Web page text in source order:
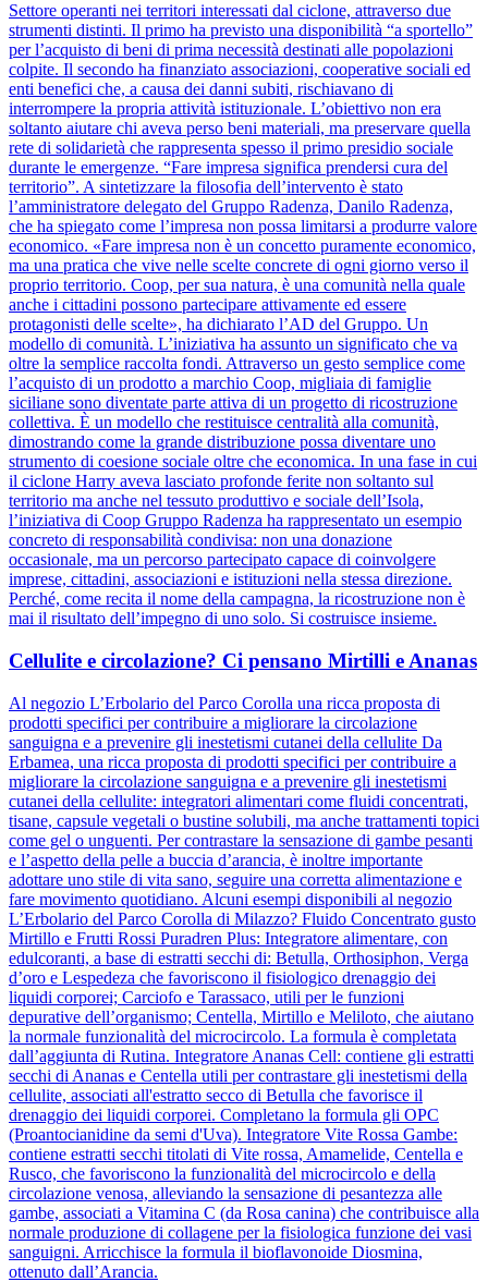
Settore operanti nei territori interessati dal ciclone, attraverso due
strumenti distinti. Il primo ha previsto una disponibilità “a sportello”
per l’acquisto di beni di prima necessità destinati alle popolazioni
colpite. Il secondo ha finanziato associazioni, cooperative sociali ed
enti benefici che, a causa dei danni subiti, rischiavano di
interrompere la propria attività istituzionale. L’obiettivo non era
soltanto aiutare chi aveva perso beni materiali, ma preservare quella
rete di solidarietà che rappresenta spesso il primo presidio sociale
durante le emergenze. “Fare impresa significa prendersi cura del
territorio”. A sintetizzare la filosofia dell’intervento è stato
l’amministratore delegato del Gruppo Radenza, Danilo Radenza,
che ha spiegato come l’impresa non possa limitarsi a produrre valore
economico. «Fare impresa non è un concetto puramente economico,
ma una pratica che vive nelle scelte concrete di ogni giorno verso il
proprio territorio. Coop, per sua natura, è una comunità nella quale
anche i cittadini possono partecipare attivamente ed essere
protagonisti delle scelte», ha dichiarato l’AD del Gruppo. Un
modello di comunità. L’iniziativa ha assunto un significato che va
oltre la semplice raccolta fondi. Attraverso un gesto semplice come
l’acquisto di un prodotto a marchio Coop, migliaia di famiglie
siciliane sono diventate parte attiva di un progetto di ricostruzione
collettiva. È un modello che restituisce centralità alla comunità,
dimostrando come la grande distribuzione possa diventare uno
strumento di coesione sociale oltre che economica. In una fase in cui
il ciclone Harry aveva lasciato profonde ferite non soltanto sul
territorio ma anche nel tessuto produttivo e sociale dell’Isola,
l’iniziativa di Coop Gruppo Radenza ha rappresentato un esempio
concreto di responsabilità condivisa: non una donazione
occasionale, ma un percorso partecipato capace di coinvolgere
imprese, cittadini, associazioni e istituzioni nella stessa direzione.
Perché, come recita il nome della campagna, la ricostruzione non è
mai il risultato dell’impegno di uno solo. Si costruisce insieme.
Cellulite e circolazione? Ci pensano Mirtilli e Ananas
Al negozio L’Erbolario del Parco Corolla una ricca proposta di
prodotti specifici per contribuire a migliorare la circolazione
sanguigna e a prevenire gli inestetismi cutanei della cellulite Da
Erbamea, una ricca proposta di prodotti specifici per contribuire a
migliorare la circolazione sanguigna e a prevenire gli inestetismi
cutanei della cellulite: integratori alimentari come fluidi concentrati,
tisane, capsule vegetali o bustine solubili, ma anche trattamenti topici
come gel o unguenti. Per contrastare la sensazione di gambe pesanti
e l’aspetto della pelle a buccia d’arancia, è inoltre importante
adottare uno stile di vita sano, seguire una corretta alimentazione e
fare movimento quotidiano. Alcuni esempi disponibili al negozio
L’Erbolario del Parco Corolla di Milazzo? Fluido Concentrato gusto
Mirtillo e Frutti Rossi Puradren Plus: Integratore alimentare, con
edulcoranti, a base di estratti secchi di: Betulla, Orthosiphon, Verga
d’oro e Lespedeza che favoriscono il fisiologico drenaggio dei
liquidi corporei; Carciofo e Tarassaco, utili per le funzioni
depurative dell’organismo; Centella, Mirtillo e Meliloto, che aiutano
la normale funzionalità del microcircolo. La formula è completata
dall’aggiunta di Rutina. Integratore Ananas Cell: contiene gli estratti
secchi di Ananas e Centella utili per contrastare gli inestetismi della
cellulite, associati all'estratto secco di Betulla che favorisce il
drenaggio dei liquidi corporei. Completano la formula gli OPC
(Proantocianidine da semi d'Uva). Integratore Vite Rossa Gambe:
contiene estratti secchi titolati di Vite rossa, Amamelide, Centella e
Rusco, che favoriscono la funzionalità del microcircolo e della
circolazione venosa, alleviando la sensazione di pesantezza alle
gambe, associati a Vitamina C (da Rosa canina) che contribuisce alla
normale produzione di collagene per la fisiologica funzione dei vasi
sanguigni. Arricchisce la formula il bioflavonoide Diosmina,
ottenuto dall’Arancia.